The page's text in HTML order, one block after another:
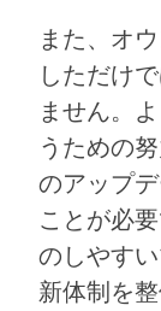
また、オ
しただけ
ません。
うための
のアップ
ことが必
のしやす
新体制を